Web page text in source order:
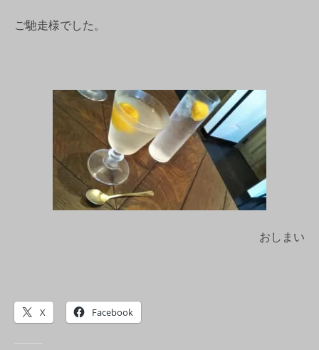
ご馳走様でした。
おしまい
X Facebook